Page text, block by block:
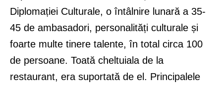
Diplomației Culturale, o întâlnire lunară a 35-
45 de ambasadori, personalități culturale și
foarte multe tinere talente, în total circa 100
de persoane. Toată cheltuiala de la
restaurant, era suportată de el. Principalele